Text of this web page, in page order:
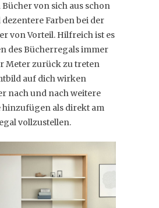
Bücher von sich aus schon
Farben bei der
von Vorteil. Hilfreich ist es
des Bücherregals immer
Meter zurück zu treten
auf dich wirken
nach und nach weitere
hinzufügen als direkt am
vollzustellen.